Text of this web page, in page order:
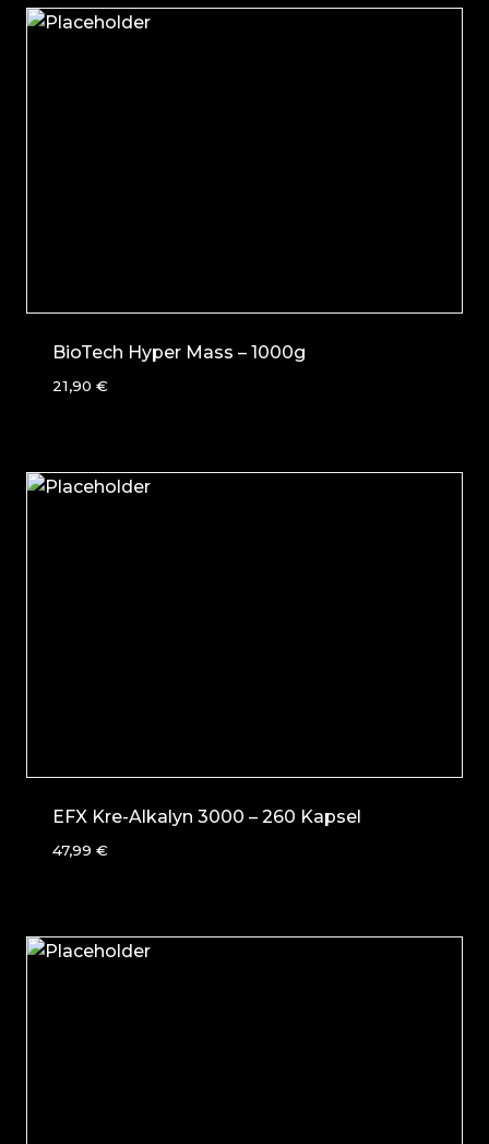
BioTech Hyper Mass – 1000g
21,90 €
EFX Kre-Alkalyn 3000 – 260 Kapsel
47,99 €